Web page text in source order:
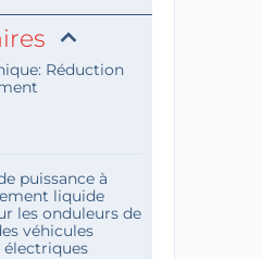
Réduction
puissance à
liquide
les onduleurs de
véhicules